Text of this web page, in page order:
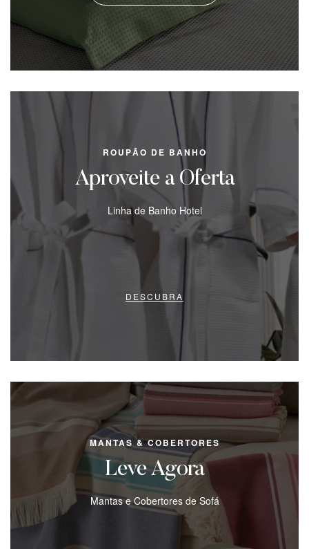
ROUPÃO DE BANHO
Aproveite a Oferta
Linha de Banho Hotel
DESCUBRA
MANTAS & COBERTORES
Leve Agora
Mantas e Cobertores de Sofá